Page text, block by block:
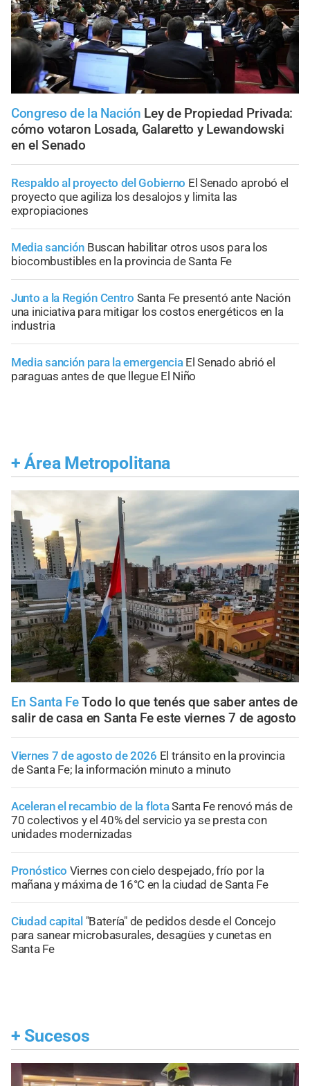
Congreso de la Nación Ley de Propiedad Privada:
cómo votaron Losada, Galaretto y Lewandowski
en el Senado
Respaldo al proyecto del Gobierno El Senado aprobó el
proyecto que agiliza los desalojos y limita las
expropiaciones
Media sanción Buscan habilitar otros usos para los
biocombustibles en la provincia de Santa Fe
Junto a la Región Centro Santa Fe presentó ante Nación
una iniciativa para mitigar los costos energéticos en la
industria
Media sanción para la emergencia El Senado abrió el
paraguas antes de que llegue El Niño
+ Área Metropolitana
En Santa FeTodo lo que tenés que saber antes de
salir de casa en Santa Fe este viernes 7 de agosto
Viernes 7 de agosto de 2026 El tránsito en la provincia
de Santa Fe; la información minuto a minuto
Aceleran el recambio de la flotaSanta Fe renovó más de
70 colectivos y el 40% del servicio ya se presta con
unidades modernizadas
Pronóstico Viernes con cielo despejado, frío por la
mañana y máxima de 16°C en la ciudad de Santa Fe
Ciudad capital "Batería" de pedidos desde el Concejo
para sanear microbasurales, desagües y cunetas en
Santa Fe
+ Sucesos